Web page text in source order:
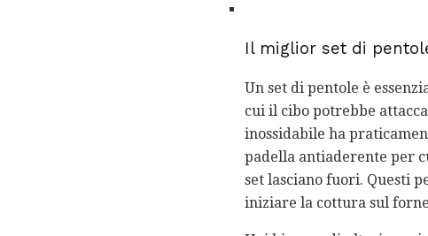
Il miglior set di
Un set di pentole è
cui il cibo potrebbe
inossidabile ha
padella antiaderente per
set lasciano fuori. Questi
iniziare la cottura sul